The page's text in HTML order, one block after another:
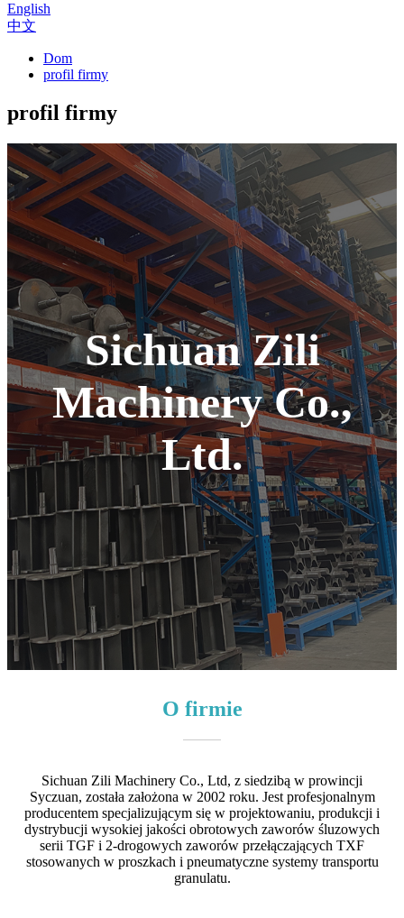
English
中文
Dom
profil firmy
profil firmy
Sichuan Zili
Machinery Co.,
Ltd.
O firmie
Sichuan Zili Machinery Co., Ltd, z siedzibą w prowincji
Syczuan, została założona w 2002 roku. Jest profesjonalnym
producentem specjalizującym się w projektowaniu, produkcji i
dystrybucji wysokiej jakości obrotowych zaworów śluzowych
serii TGF i 2-drogowych zaworów przełączających TXF
stosowanych w proszkach i pneumatyczne systemy transportu
granulatu.